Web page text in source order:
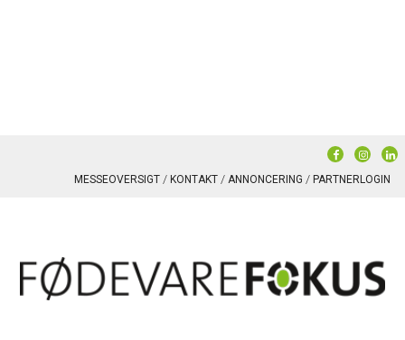
MESSEOVERSIGT KONTAKT ANNONCERING PARTNERLOGIN